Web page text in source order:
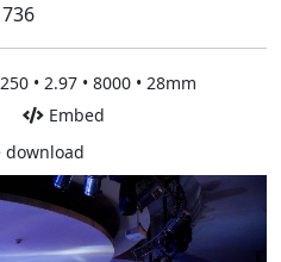
• 2.97 • 8000 • 28mm
Embed